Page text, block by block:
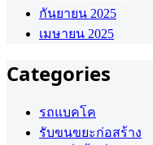
กันยายน 2025
เมษายน 2025
Categories
รถแบคโค
รับขนขยะก่อสร้าง